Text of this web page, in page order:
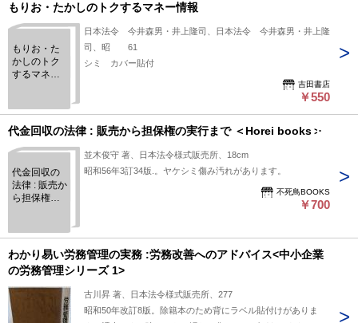
もりお・たかしのトクするマネー情報
もりお・た
かしのトク
するマネー
日本法令 今井森男・井上隆司、日本法令 今井森男・井上隆
司、昭 61
シミ カバー貼付
吉田書店
￥550
代金回収の法律 : 販売から担保権の実行まで ＜Horei books＞
代金回収の
法律 : 販売か
ら担保権の
＞
並木俊守 著、日本法令様式販売所、18cm
昭和56年3訂34版.。ヤケシミ傷み汚れがあります。
不死鳥BOOKS
￥700
わかり易い労務管理の実務 :労務改善へのアドバイス<中小企業
の労務管理シリーズ 1>
古川昇 著、日本法令様式販売所、277
昭和50年改訂8版。除籍本のため背にラベル貼付けがありま